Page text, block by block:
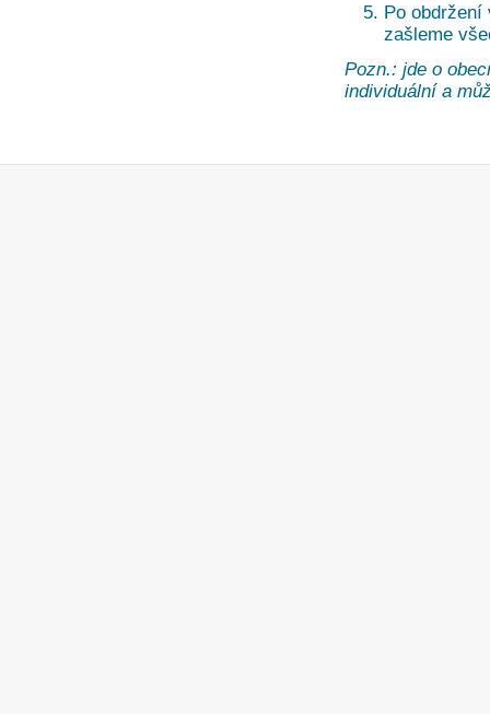
Po obdržení
zašleme
Pozn.: jde o
individuální a